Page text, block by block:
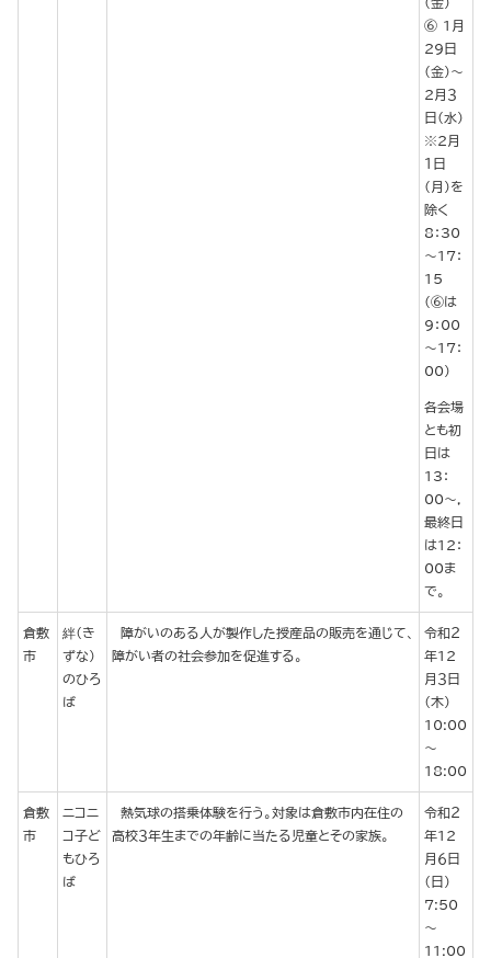
1月
29日
(金)～
2月３
日(水)
※2月
１日
(月)を
除く
8：30
～17：
15
(⑥は
9：00
～17：
00)
各会場
とも初
日は
13：
00～，
最終日
は12：
00ま
で。
倉敷
市
絆（き
ずな）
のひろ
ば
障がいのある人が製作した授産品の販売を通じて、
障がい者の社会参加を促進する。
令和２
年12
月３日
（木）
10:00
～
18:00
倉敷
市
ニコニ
コ子ど
もひろ
ば
熱気球の搭乗体験を行う。対象は倉敷市内在住の
高校３年生までの年齢に当たる児童とその家族。
令和２
年12
月６日
（日）
7:50
～
11:00